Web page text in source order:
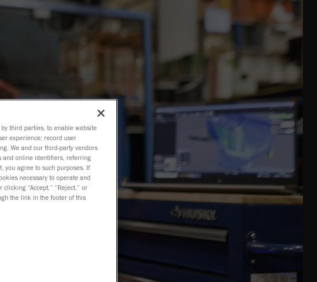
third parties, to enable website
experience; record user
We and our third-party vendors
and online identifiers, referring
you agree to such purposes. If
necessary to operate and
“Accept,” “Reject,” or
the link in the footer of this